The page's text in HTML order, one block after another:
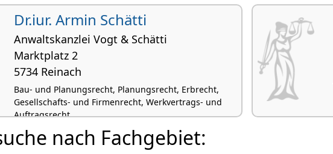
Dr.iur. Armin Schätti
Anwaltskanzlei Vogt & Schätti
Marktplatz 2
5734 Reinach
Bau- und Planungsrecht, Planungsrecht, Erbrecht,
Gesellschafts- und Firmenrecht, Werkvertrags- und
Auftragsrecht
nach Fachgebiet: